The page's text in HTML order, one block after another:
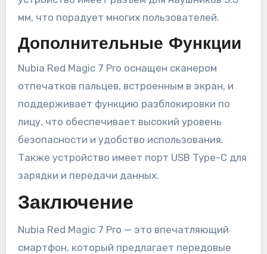
мм, что порадует многих пользователей.
Дополнительные Функции
Nubia Red Magic 7 Pro оснащен сканером
отпечатков пальцев, встроенным в экран, и
поддерживает функцию разблокировки по
лицу, что обеспечивает высокий уровень
безопасности и удобство использования.
Также устройство имеет порт USB Type-C для
зарядки и передачи данных.
Заключение
Nubia Red Magic 7 Pro — это впечатляющий
смартфон, который предлагает передовые